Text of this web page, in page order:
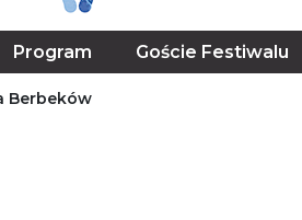
Program Goście Festiwalu
Berbeków